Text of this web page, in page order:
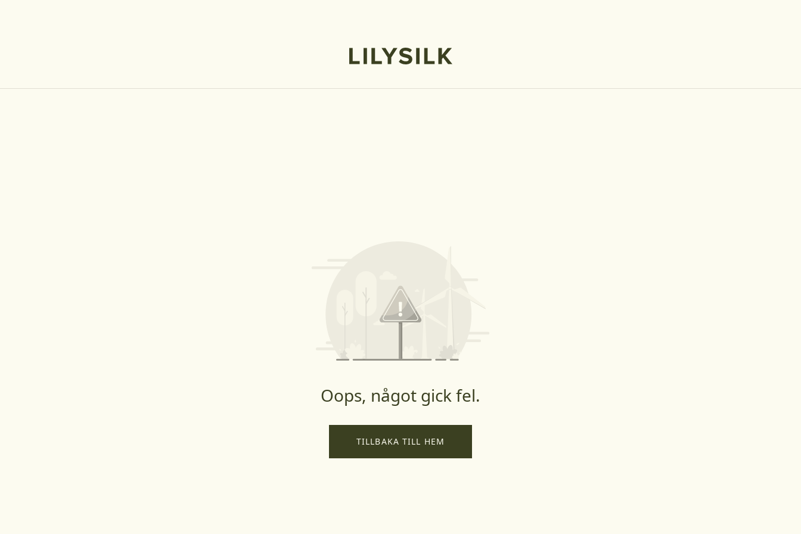
Oops, något gick fel.
TILLBAKA TILL HEM